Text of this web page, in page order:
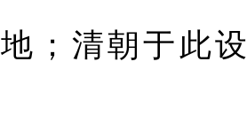
；清朝于此